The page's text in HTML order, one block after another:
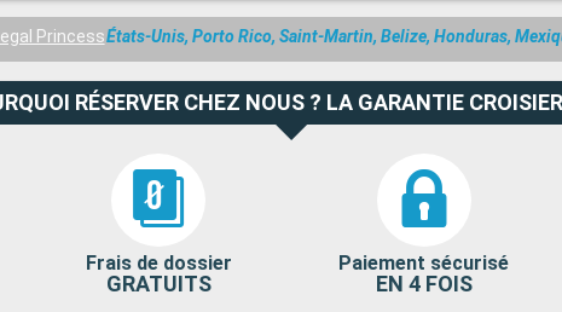
PrincessÉtats-Unis, Porto Rico, Saint-Martin, Belize, Honduras,
RÉSERVER CHEZ NOUS ? LA GARANTIE
Frais de dossier
GRATUITS
Paiement sécurisé
EN 4 FOIS